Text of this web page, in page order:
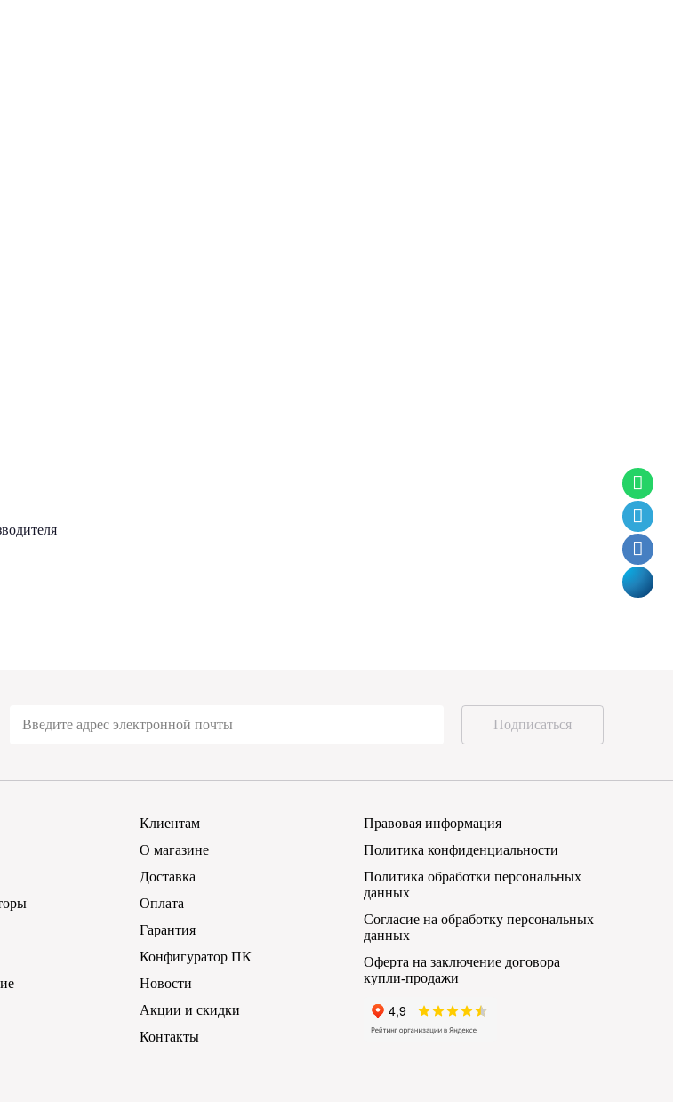
Подписаться
Клиентам
О магазине
Доставка
Оплата
Гарантия
Конфигуратор ПК
Новости
Акции и скидки
Контакты
Правовая информация
Политика конфиденциальности
Политика обработки персональных
данных
Согласие на обработку персональных
данных
Оферта на заключение договора
купли-продажи